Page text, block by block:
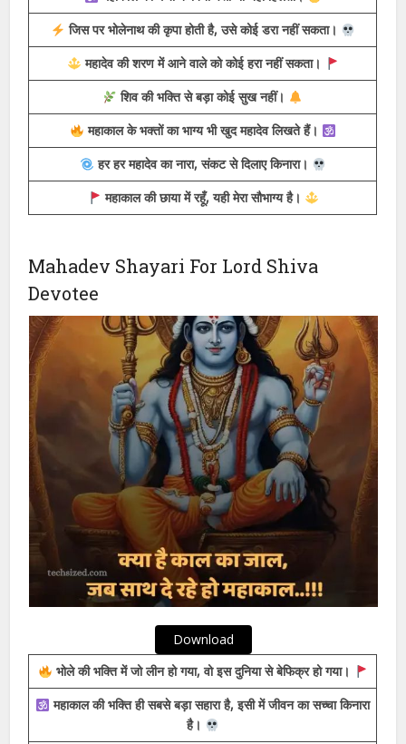
जो महाकाल के भक्त हैं, उनके लिए काल भी रुक जाता है।
महादेव से जो प्रेम करता है, उसे संसार की परवाह नहीं रहती।
महादेव की भक्ति ही सच्ची शक्ति है।
महाकाल की मर्जी के बिना पत्ता भी नहीं हिलता।
जिस पर भोलेनाथ की कृपा होती है, उसे कोई डरा नहीं सकता।
महादेव की शरण में आने वाले को कोई हरा नहीं सकता।
महाकाल के भक्तों का भाग्य भी खुद महादेव लिखते हैं।
हर हर महादेव का नारा, संकट से दिलाए किनारा।
महाकाल की छाया में रहूँ, यही मेरा सौभाग्य है।
Mahadev Shayari For Lord Shiva
Devotee